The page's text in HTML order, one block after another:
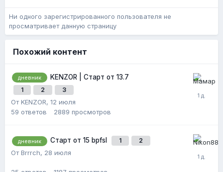
Ни одного зарегистрированного пользователя не
просматривает данную страницу
Похожий контент
дневник KENZOR | Старт от 13.7
1 2 3
От KENZOR, 12 июля
59 ответов 2889 просмотров
дневник Старт от 15 bpfsl 1 2
От Brrrch, 28 июля